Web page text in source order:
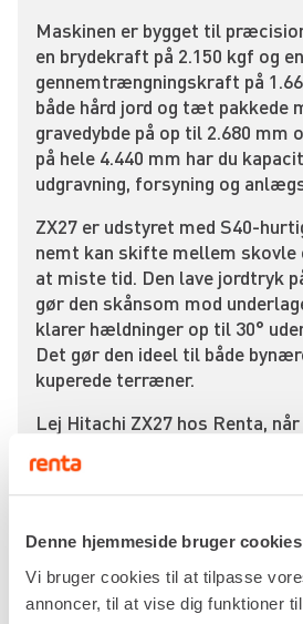
Denne hjemmeside bruger cookies
Vi bruger cookies til at tilpasse
annoncer, til at vise dig funktioner
Maskinen er bygget til
en brydekraft på 2.150 kgf og en
gennemtrængningskraft på
både hård jord og tæt pakkede
gravedybde på op til 2.680 mm
på hele 4.440 mm har du
udgravning, forsyning og
ZX27 er udstyret med S40-
nemt kan skifte mellem skovle
at miste tid. Den lave jordtryk
gør den skånsom mod
klarer hældninger op til 30°
Det gør den ideel til både
kuperede terræner.
Lej Hitachi ZX27 hos Renta,
kraftfuld minigraver til
uden at binde kapital i
at maskinen er fuldt
Kontakt din nærmeste Renta-
professionel rådgivning samt
direkte til byggepladsen. Vi